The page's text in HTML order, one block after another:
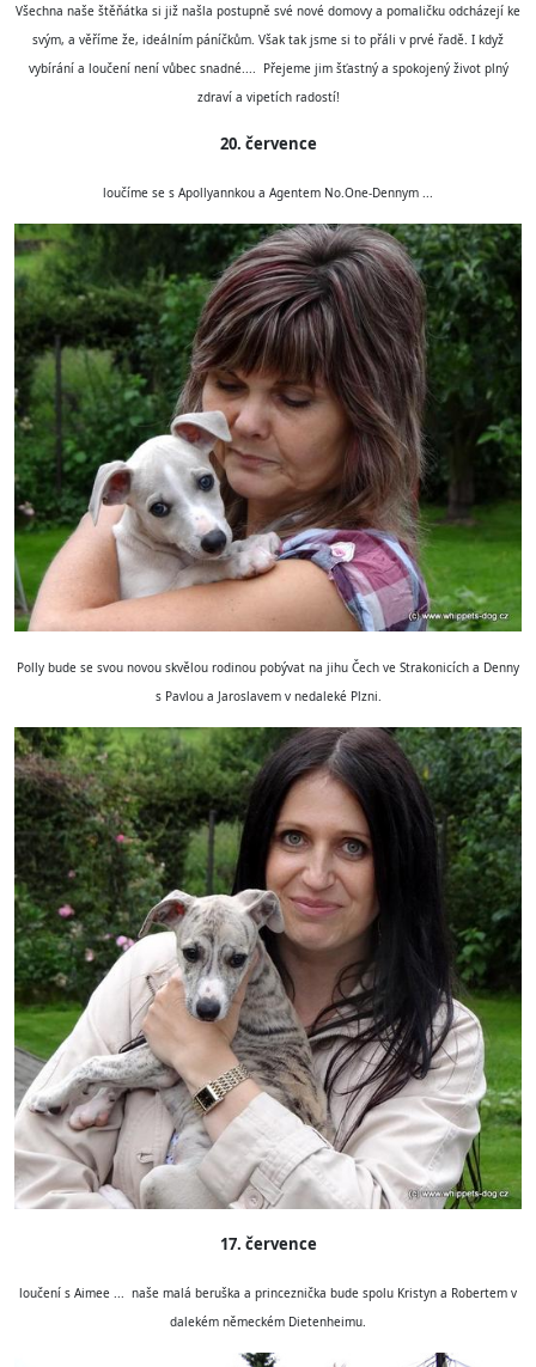
Všechna naše štěňátka si již našla postupně své nové domovy a pomaličku odcházejí ke
svým, a věříme že, ideálním páníčkům. Však tak jsme si to přáli v prvé řadě. I když
vybírání a loučení není vůbec snadné.... Přejeme jim šťastný a spokojený život plný
zdraví a vipetích radostí!
20. července
loučíme se s Apollyannkou a Agentem No.One-Dennym ...
Polly bude se svou novou skvělou rodinou pobývat na jihu Čech ve Strakonicích a Denny
s Pavlou a Jaroslavem v nedaleké Plzni.
17. července
loučení s Aimee ... naše malá beruška a princeznička bude spolu Kristyn a Robertem v
dalekém německém Dietenheimu.